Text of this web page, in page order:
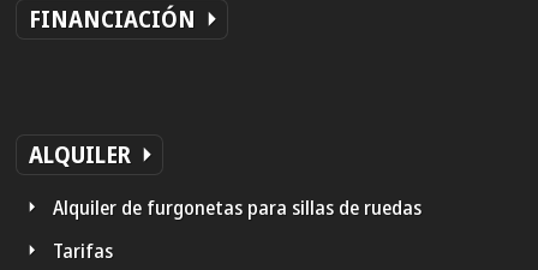
FINANCIACIÓN
ALQUILER
Alquiler de furgonetas para sillas de ruedas
Tarifas